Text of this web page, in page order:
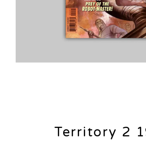
Territory 2